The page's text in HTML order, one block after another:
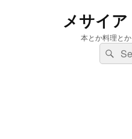
メサイ
本とか料理と
検
索:
検
索